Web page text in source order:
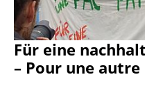
Für eine
– Pour une autre